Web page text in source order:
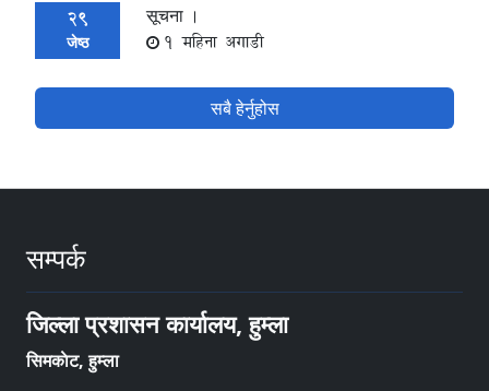
29
जेष्ठ
सूचना ।
1 महिना अगाडी
सबै हेर्नुहोस
सम्पर्क
जिल्ला प्रशासन कार्यालय, हुम्ला
सिमकाेट, हुम्ला